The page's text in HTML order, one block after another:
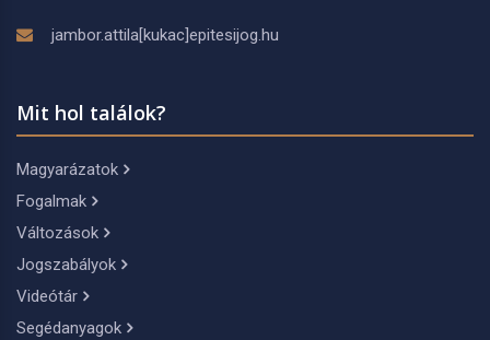
jambor.attila[kukac]epitesijog.hu
Mit hol találok?
Magyarázatok
Fogalmak
Változások
Jogszabályok
Videótár
Segédanyagok